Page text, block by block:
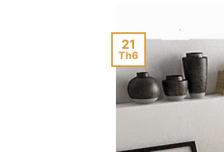
21
Th6